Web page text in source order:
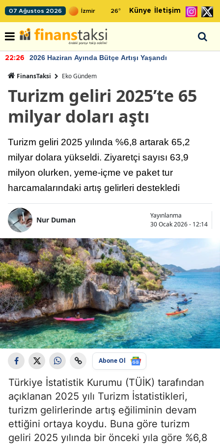
07 Ağustos 2026 26° Künye İletişim
22:26 2026 Haziran Ayında Bütçe Artışı Yaşandı
FinansTaksi Eko Gündem
Turizm geliri 2025’te 65
milyar doları aştı
Turizm geliri 2025 yılında %6,8 artarak 65,2
milyar dolara yükseldi. Ziyaretçi sayısı 63,9
milyon olurken, yeme-içme ve paket tur
harcamalarındaki artış gelirleri destekledi
Nur Duman
Yayınlanma
30 Ocak 2026 - 12:14
Abone Ol
Türkiye İstatistik Kurumu (TÜİK) tarafından
açıklanan 2025 yılı Turizm İstatistikleri,
turizm gelirlerinde artış eğiliminin devam
ettiğini ortaya koydu. Buna göre turizm
geliri 2025 yılında bir önceki yıla göre %6,8